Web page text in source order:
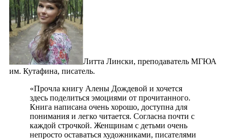
Литта Лински, преподаватель МГЮА
им. Кутафина, писатель.
«Прочла книгу Алены Дождевой и хочется
здесь поделиться эмоциями от прочитанного.
Книга написана очень хорошо, доступна для
понимания и легко читается. Согласна почти с
каждой строчкой. Женщинам с детьми очень
непросто оставаться художниками, писателями